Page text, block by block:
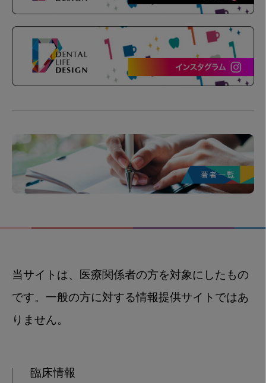
当サイトは、医療関係者の方を対象にしたもの
です。一般の方に対する情報提供サイトではあ
りません。
臨床情報